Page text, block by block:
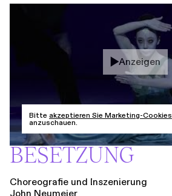
Anzeigen
Bitte akzeptieren Sie Marketing-Cookies
anzuschauen.
BESETZUNG
Choreografie und Inszenierung
John Neumeier